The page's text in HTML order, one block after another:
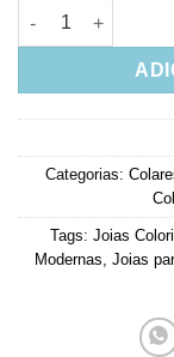
Colar Bailarina
Categorias:
Tags: Joias
Modernas, Joias